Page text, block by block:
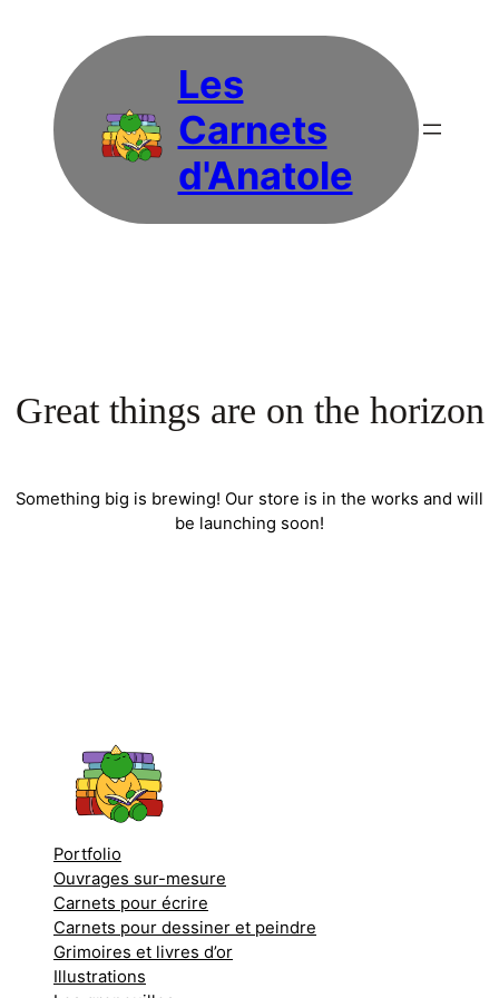
Les
Carnets
d'Anatole
Great things are on the horizon
Something big is brewing! Our store is in the works and will
be launching soon!
Portfolio
Ouvrages sur-mesure
Carnets pour écrire
Carnets pour dessiner et peindre
Grimoires et livres d’or
Illustrations